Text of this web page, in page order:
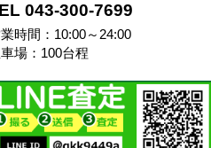
043-300-7699
時間：10:00～24:00
場：100台程